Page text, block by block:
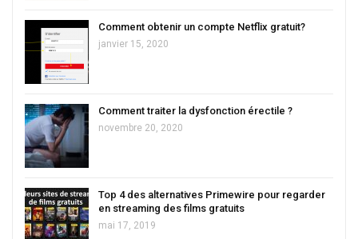
Comment obtenir un compte Netflix gratuit?
janvier 15, 2020
Comment traiter la dysfonction érectile ?
novembre 20, 2020
Top 4 des alternatives Primewire pour regarder
en streaming des films gratuits
mai 17, 2019